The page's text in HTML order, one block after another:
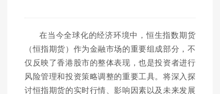
在当今全球化的经济环境中，恒生指数期货
（恒指期货）作为金融市场的重要组成部分，不
仅反映了香港股市的整体表现，也是投资者进行
风险管理和投资策略调整的重要工具。将深入探
讨恒指期货的实时行情、影响因素以及未来发展